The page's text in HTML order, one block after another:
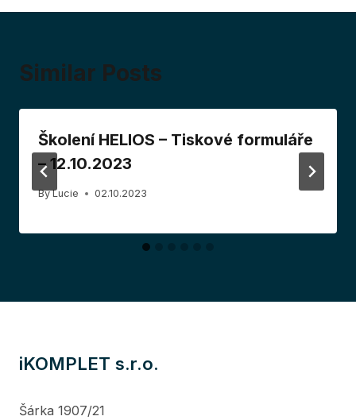
Similar Posts
Školení HELIOS – Tiskové formuláře
– 12.10.2023
By Lucie 02.10.2023
iKOMPLET s.r.o.
Šárka 1907/21